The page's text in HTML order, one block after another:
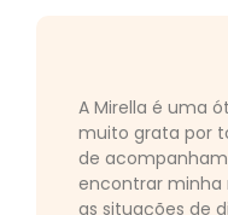
A Mirella é uma
muito grata por
de
encontrar minha
as situações de